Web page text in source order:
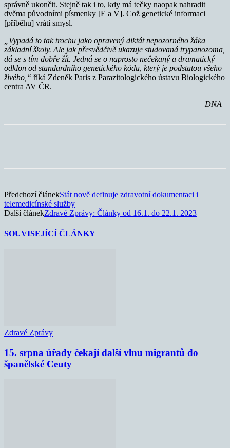
správně ukončit. Stejně tak i to, kdy má tečky naopak nahradit
dvěma původními písmenky [E a V]. Což genetické informaci
[příběhu] vrátí smysl.
„Vypadá to tak trochu jako opravený diktát nepozorného žáka
základní školy. Ale jak přesvědčivě ukazuje studovaná trypanozoma,
dá se s tím dobře žít. Jedná se o naprosto nečekaný a dramatický
odklon od standardního genetického kódu, který je podstatou všeho
živého,“ říká Zdeněk Paris z Parazitologického ústavu Biologického
centra AV ČR.
–DNA–
Předchozí článekStát nově definuje zdravotní dokumentaci i
telemedicínské služby
Další článekZdravé Zprávy: Články od 16.1. do 22.1. 2023
SOUVISEJÍCÍ ČLÁNKY
Zdravé Zprávy
15. srpna úřady čekají další vlnu migrantů do
španělské Ceuty